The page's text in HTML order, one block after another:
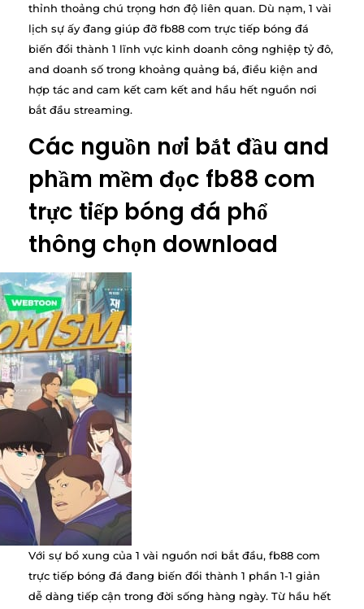
thỉnh thoảng chú trọng hơn độ liên quan. Dù nạm, 1 vài
lịch sự ấy đang giúp đỡ fb88 com trực tiếp bóng đá
biến đổi thành 1 lĩnh vực kinh doanh công nghiệp tỷ đô,
and doanh số trong khoảng quảng bá, điều kiện and
hợp tác and cam kết cam kết and hầu hết nguồn nơi
bắt đầu streaming.
Các nguồn nơi bắt đầu and
phầm mềm đọc fb88 com
trực tiếp bóng đá phổ
thông chọn download
Với sự bổ xung của 1 vài nguồn nơi bắt đầu, fb88 com
trực tiếp bóng đá đang biến đổi thành 1 phần 1-1 giản
dễ dàng tiếp cận trong đời sống hàng ngày. Từ hầu hết